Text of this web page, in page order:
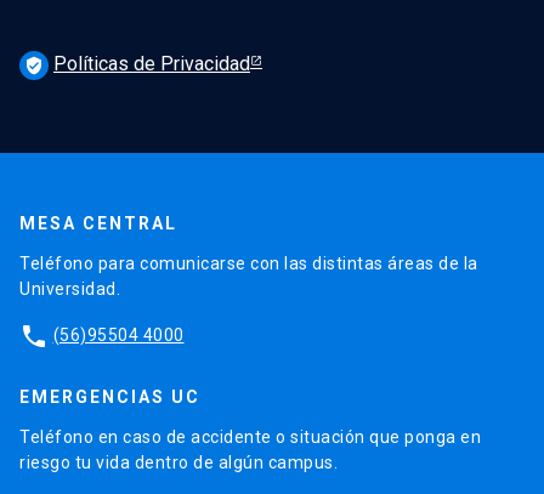
verified_user Políticas de Privacidad
MESA CENTRAL
Teléfono para comunicarse con las distintas áreas de la
Universidad.
phone (56)95504 4000
EMERGENCIAS UC
Teléfono en caso de accidente o situación que ponga en
riesgo tu vida dentro de algún campus.